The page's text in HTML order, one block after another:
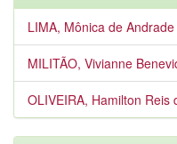
LIMA, Mônica de Andrade
MILITÃO, Vivianne
OLIVEIRA, Hamilton Reis